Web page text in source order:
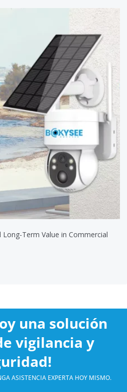
Long-Term Value in Commercial
una solución
vigilancia y
ASISTENCIA EXPERTA HOY MISMO.